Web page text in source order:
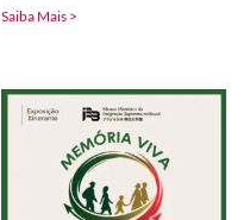
Saiba Mais >